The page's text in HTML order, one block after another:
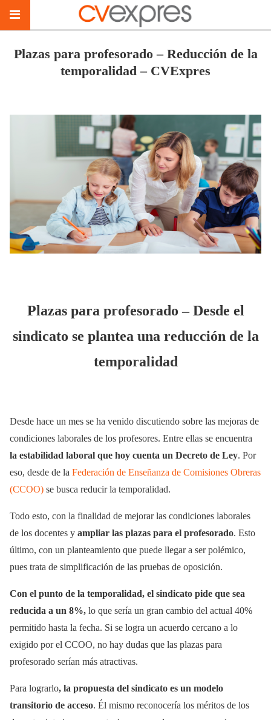
Plazas para profesorado – Reducción de la
temporalidad – CVExpres
Plazas para profesorado – Desde el
sindicato se plantea una reducción de la
temporalidad
Desde hace un mes se ha venido discutiendo sobre las mejoras de
condiciones laborales de los profesores. Entre ellas se encuentra
la estabilidad laboral que hoy cuenta un Decreto de Ley. Por
eso, desde de la Federación de Enseñanza de Comisiones Obreras
(CCOO) se busca reducir la temporalidad.
Todo esto, con la finalidad de mejorar las condiciones laborales
de los docentes y ampliar las plazas para el profesorado. Esto
último, con un planteamiento que puede llegar a ser polémico,
pues trata de simplificación de las pruebas de oposición.
Con el punto de la temporalidad, el sindicato pide que sea
reducida a un 8%, lo que sería un gran cambio del actual 40%
permitido hasta la fecha. Si se logra un acuerdo cercano a lo
exigido por el CCOO, no hay dudas que las plazas para
profesorado serían más atractivas.
Para lograrlo, la propuesta del sindicato es un modelo
transitorio de acceso. Él mismo reconocería los méritos de los